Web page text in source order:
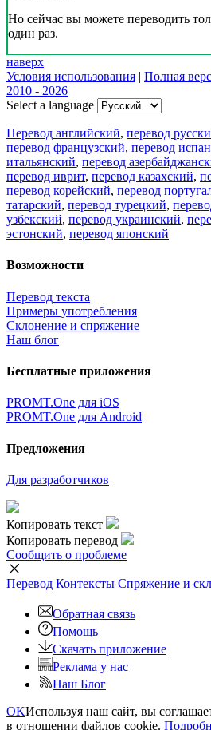
Но сейчас вы можете переводить
один раз.
наверх
Условия использования | Полная
2010 - 2026
Select a language
Перевод английский, перевод
перевод французский, перевод
итальянский, перевод
перевод иврит, перевод казахский,
перевод корейский, перевод
татарский, перевод турецкий,
узбекский, перевод украинский,
эстонский, перевод японский
Возможности
Перевод текста
Примеры употребления
Склонение и спряжение
Наш блог
Бесплатные приложения
PROMT.One для iOS
PROMT.One для Android
Предложения
Для разработчиков
Копировать текст
Копировать перевод
Сообщить о проблеме
Перевод Контексты Спряжение и
Обратная связь
Помощь
Скачать приложение
Реклама у нас
Наш Блог
OKИспользуя наш сайт, вы
в отношении файлов cookie.